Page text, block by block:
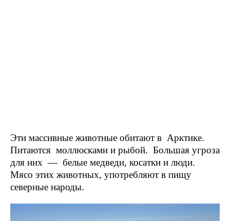
Эти массивные животные обитают в Арктике.
Питаются моллюсками и рыбой. Большая угроза
для них — белые медведи, косатки и люди.
Мясо этих животных, употребляют в пищу
северные народы.